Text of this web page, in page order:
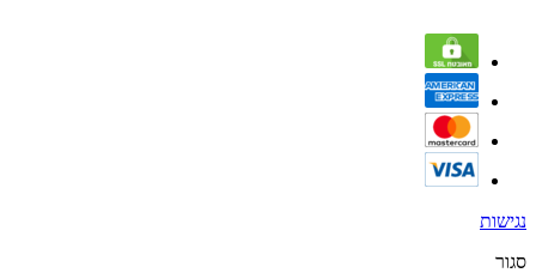
נגישות
סגור